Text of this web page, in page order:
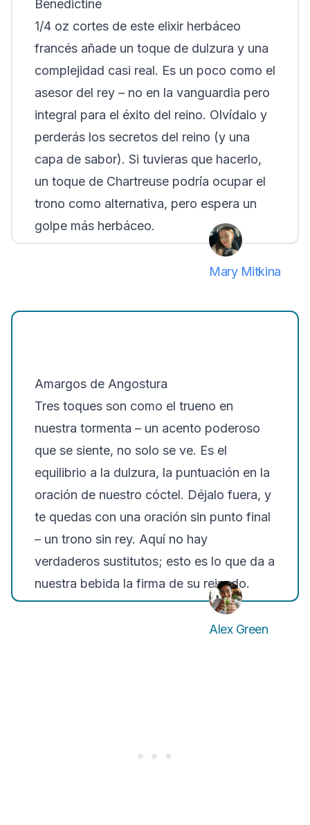
Benedictine
1/4 oz cortes de este elixir herbáceo
francés añade un toque de dulzura y una
complejidad casi real. Es un poco como el
asesor del rey – no en la vanguardia pero
integral para el éxito del reino. Olvídalo y
perderás los secretos del reino (y una
capa de sabor). Si tuvieras que hacerlo,
un toque de Chartreuse podría ocupar el
trono como alternativa, pero espera un
golpe más herbáceo.
Mary Mitkina
Amargos de Angostura
Tres toques son como el trueno en
nuestra tormenta – un acento poderoso
que se siente, no solo se ve. Es el
equilibrio a la dulzura, la puntuación en la
oración de nuestro cóctel. Déjalo fuera, y
te quedas con una oración sin punto final
– un trono sin rey. Aquí no hay
verdaderos sustitutos; esto es lo que da a
nuestra bebida la firma de su reinado.
Alex Green